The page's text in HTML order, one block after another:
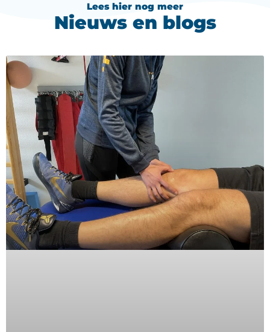
Lees hier nog meer
Nieuws en blogs